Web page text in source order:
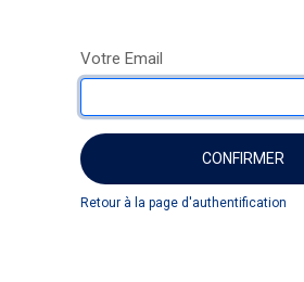
Votre Email
CONFIRMER
Retour à la page d'authentification